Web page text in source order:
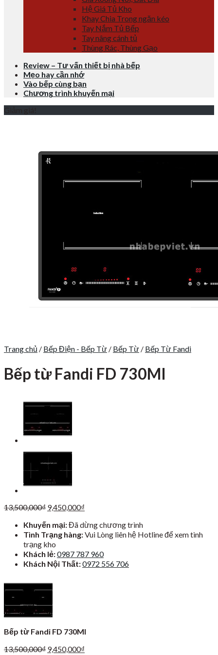
Hệ Giá Tủ Kho
Khay Chia Trong ngăn kéo
Tay Nắm Tủ Bếp
Tay nâng cánh tủ
Thùng Rác, Thùng Gạo
Review – Tư vấn thiết bị nhà bếp
Mẹo hay cần nhớ
Vào bếp cùng bạn
Chương trình khuyến mại
Trang chủ / Bếp Điện - Bếp Từ / Bếp Từ / Bếp Từ Fandi
Bếp từ Fandi FD 730MI
13,500,000₫ Giá
là:
13,500,000₫.
9,450,000₫
tại
là:
Khuyến mại:Đã dừng chương trình
Tình Trạng hàng:Vui Lòng liên hệ Hotline để xem tình
trạng kho
Khách lẻ:0987 787 960
Khách Nội Thất:0972 556 706
Bếp từ Fandi FD 730MI
13,500,000₫ Giá
9,450,000₫